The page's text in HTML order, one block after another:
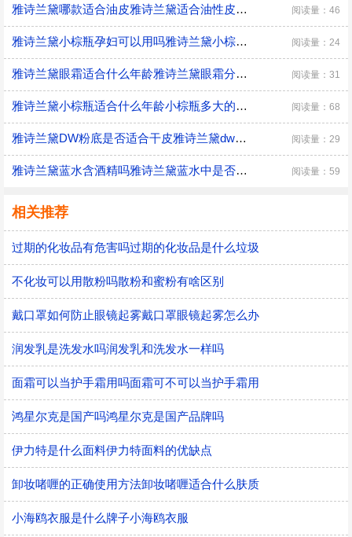
雅诗兰黛哪款适合油皮雅诗兰黛适合油性皮肤的水乳 阅读量：46
雅诗兰黛小棕瓶孕妇可以用吗雅诗兰黛小棕瓶适合孕妇用吗 阅读量：24
雅诗兰黛眼霜适合什么年龄雅诗兰黛眼霜分年龄段吗 阅读量：31
雅诗兰黛小棕瓶适合什么年龄小棕瓶多大的人适合用 阅读量：68
雅诗兰黛DW粉底是否适合干皮雅诗兰黛dw粉底液怎么用 阅读量：29
雅诗兰黛蓝水含酒精吗雅诗兰黛蓝水中是否含有酒精 阅读量：59
相关推荐
过期的化妆品有危害吗过期的化妆品是什么垃圾
不化妆可以用散粉吗散粉和蜜粉有啥区别
戴口罩如何防止眼镜起雾戴口罩眼镜起雾怎么办
润发乳是洗发水吗润发乳和洗发水一样吗
面霜可以当护手霜用吗面霜可不可以当护手霜用
鸿星尔克是国产吗鸿星尔克是国产品牌吗
伊力特是什么面料伊力特面料的优缺点
卸妆啫喱的正确使用方法卸妆啫喱适合什么肤质
小海鸥衣服是什么牌子小海鸥衣服